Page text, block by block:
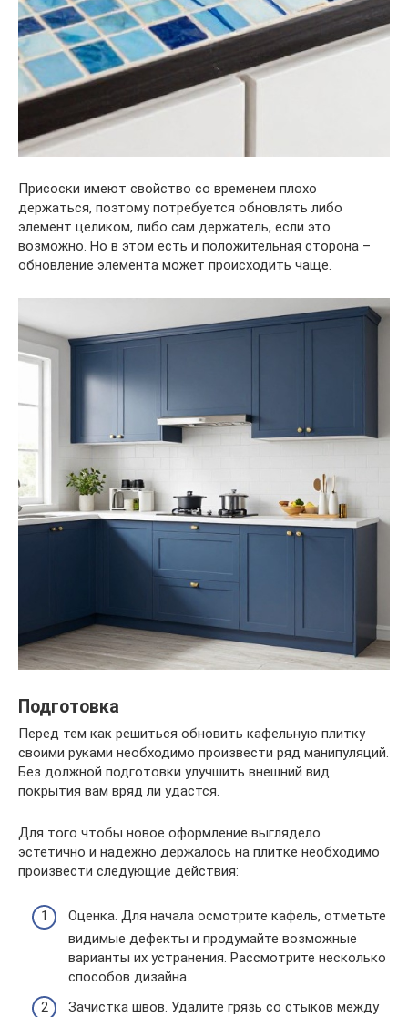
Присоски имеют свойство со временем плохо
держаться, поэтому потребуется обновлять либо
элемент целиком, либо сам держатель, если это
возможно. Но в этом есть и положительная сторона –
обновление элемента может происходить чаще.
Подготовка
Перед тем как решиться обновить кафельную плитку
своими руками необходимо произвести ряд манипуляций.
Без должной подготовки улучшить внешний вид
покрытия вам вряд ли удастся.
Для того чтобы новое оформление выглядело
эстетично и надежно держалось на плитке необходимо
произвести следующие действия:
Оценка. Для начала осмотрите кафель, отметьте
видимые дефекты и продумайте возможные
варианты их устранения. Рассмотрите несколько
способов дизайна.
Зачистка швов. Удалите грязь со стыков между